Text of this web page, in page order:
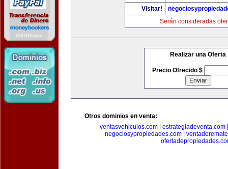
Visitar!
Serán consideradas
Realizar una Oferta
Precio Ofrecido $
Otros dominios en venta:
ventasvehiculos.com
estrategiadeventa.com
negociosypropiedades.com